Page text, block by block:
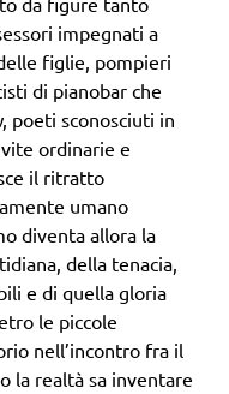
impegnati a
figlie, pompieri
di pianobar che
poeti sconosciuti in
ordinarie e
il ritratto
umano
diventa allora la
della tenacia,
e di quella gloria
le piccole
nell’incontro fra il
la realtà sa inventare